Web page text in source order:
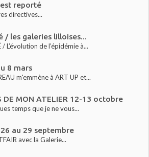
reporté
directives...
/ les galeries lilloises...
L’évolution de l’épidémie à...
8 mars
m'emmène à ART UP et...
DE MON ATELIER 12-13 octobre
temps que je ne vous...
26 au 29 septembre
avec la Galerie...